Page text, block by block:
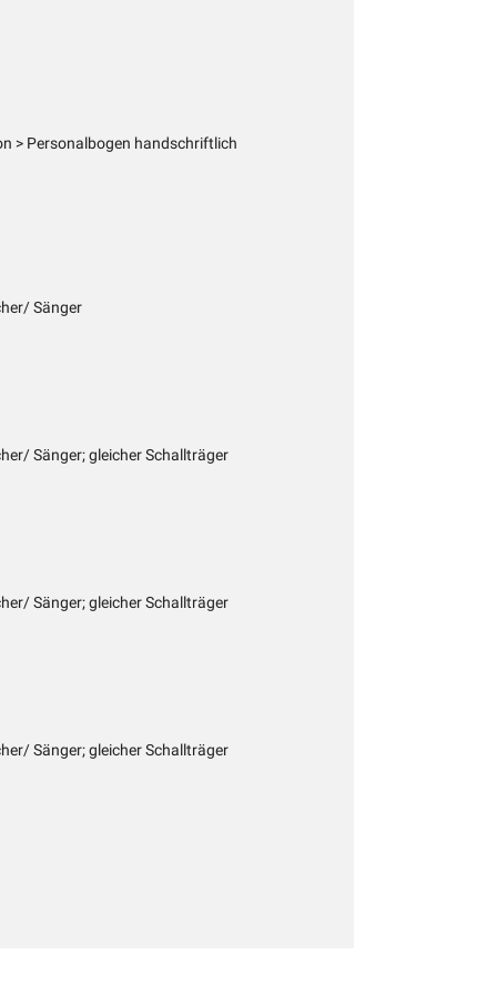
> Personalbogen handschriftlich
Sänger
Sänger; gleicher Schallträger
Sänger; gleicher Schallträger
Sänger; gleicher Schallträger